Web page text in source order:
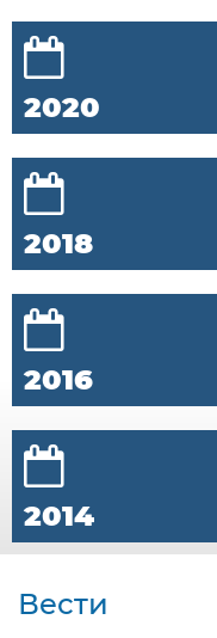
2020
2018
2016
2014
Вести